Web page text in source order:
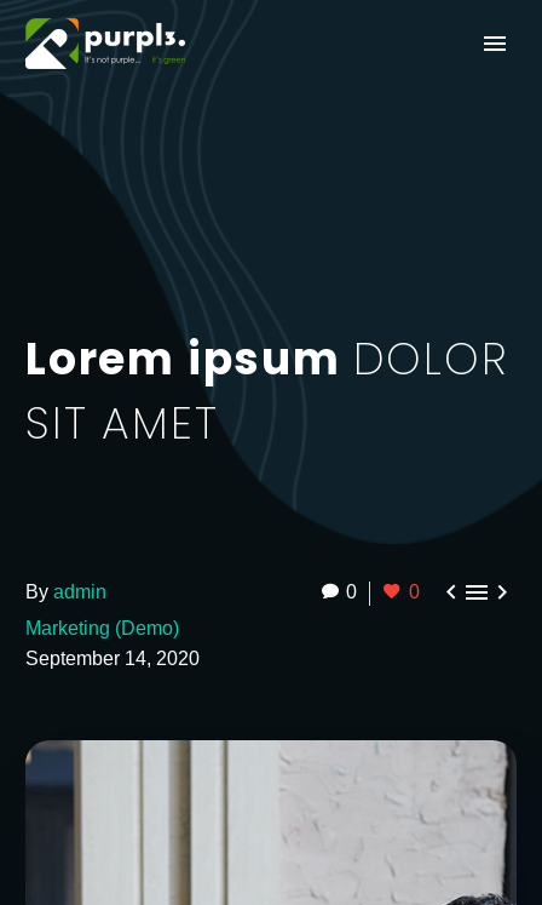
Lorem ipsum DOLOR
SIT AMET
0 0   
By admin
Marketing (Demo)
September 14, 2020